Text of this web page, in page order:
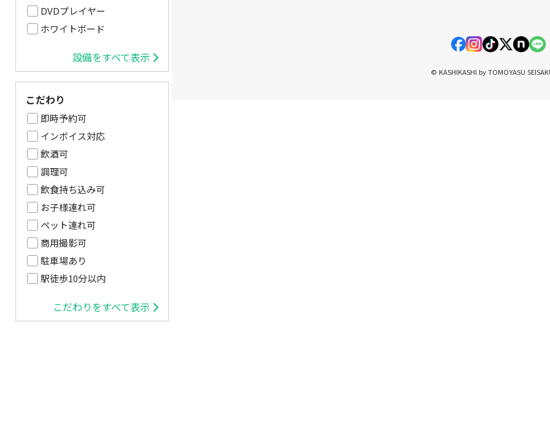
ホワイトボード
DVDプレイヤー
設備をすべて表示
こだわり
即時予約可
インボイス対応
駅徒歩10分以内
飲酒可
調理可
飲食持ち込み可
お子様連れ可
ペット連れ可
商用撮影可
駐車場あり
こだわりをすべて表示
© KASHIKASHI by TOMOYASU